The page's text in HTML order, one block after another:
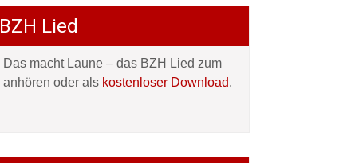
BZH Lied
Das macht Laune – das BZH Lied zum
anhören oder als kostenloser Download.